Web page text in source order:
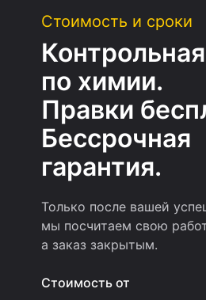
Стоимость и сроки
по химии.
Правки
Бессрочная
гарантия.
Только после вашей
мы посчитаем свою
а заказ закрытым.
Стоимость от